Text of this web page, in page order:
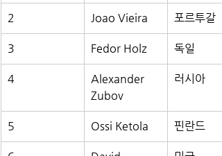
2 Joao Vieira 포르투갈
3 Fedor Holz 독일
4
Alexander
Zubov
러시아
5 Ossi Ketola 핀란드